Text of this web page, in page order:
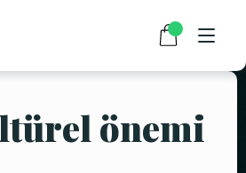
önemi